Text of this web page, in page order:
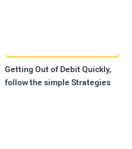
Getting Out of Debit Quickly,
follow the simple Strategies